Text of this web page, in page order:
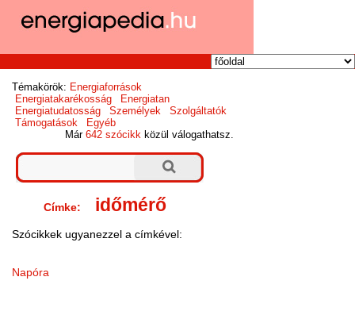
Témakörök: Energiaforrások
Energiatakarékosság
Energiatan
Energiatudatosság
Személyek
Szolgáltatók
Támogatások
Egyéb
Már642 szócikk közül válogathatsz.
Címke: időmérő
Szócikkek ugyanezzel a címkével:
Napóra